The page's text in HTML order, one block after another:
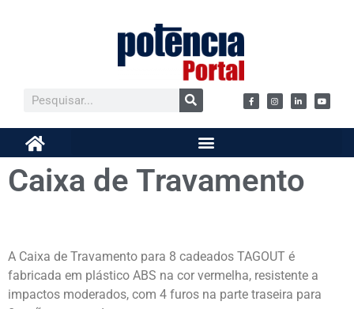
Caixa de Travamento
A Caixa de Travamento para 8 cadeados TAGOUT é
fabricada em plástico ABS na cor vermelha, resistente a
impactos moderados, com 4 furos na parte traseira para